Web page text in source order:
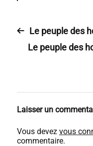
Le peuple des
Le peuple des
Laisser un
Vous devez vous
commentaire.